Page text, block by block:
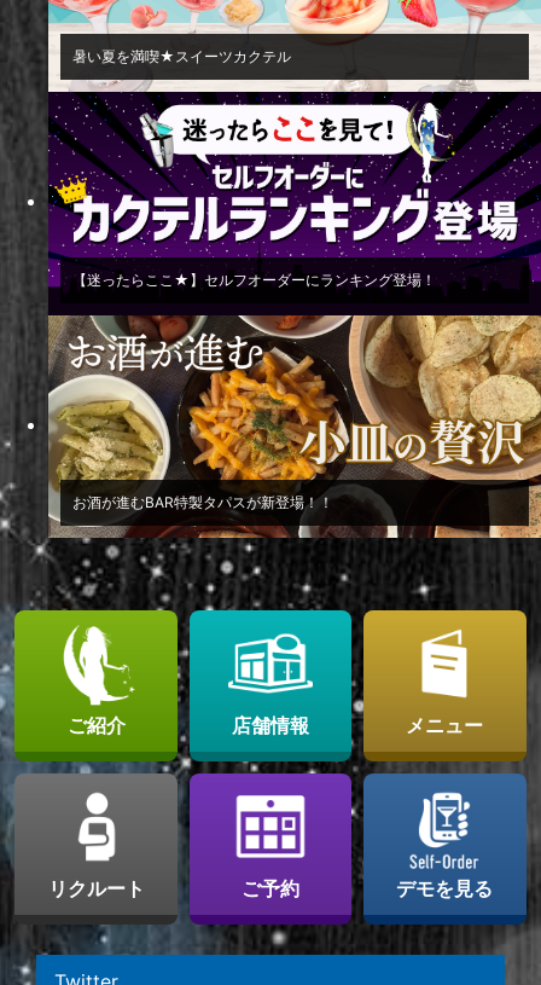
暑い夏を満喫★スイーツカクテル
【迷ったらここ★】セルフオーダーにランキング登場！
お酒が進むBAR特製タパスが新登場！！
ご紹介 店舗情報 メニュー
リクルート ご予約 デモを見る